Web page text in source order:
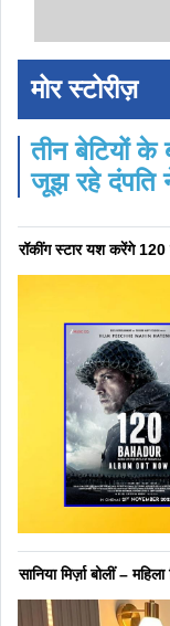
मोर स्टोरीज़
तीन बेटियों के
जूझ रहे दंपति
रॉकींग स्टार यश करेंगे 120
सानिया मिर्ज़ा बोलीं –